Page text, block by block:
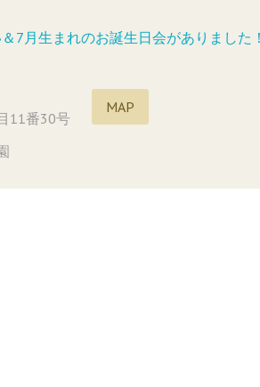
7月生まれのお誕生日会がありました
11番30号
MAP